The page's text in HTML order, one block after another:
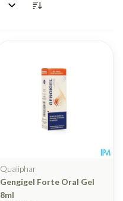
Qualiphar
Gengigel Forte Oral Gel
8ml